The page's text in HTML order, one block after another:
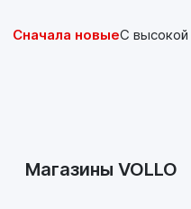
Сначала новыеС высокой
Магазины VOLLO